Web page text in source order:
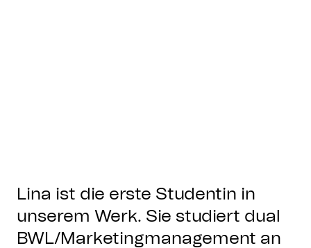
Lina ist die erste Studentin in
unserem Werk. Sie studiert dual
BWL/Marketingmanagement an